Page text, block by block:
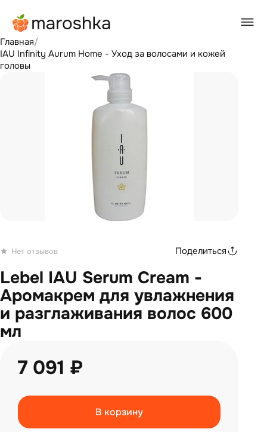
Главная/
IAU Infinity Aurum Home - Уход за волосами и кожей
головы
Нет отзывов Поделиться
Lebel IAU Serum Cream -
Аромакрем для увлажнения
и разглаживания волос 600
мл
7 091 ₽
В корзину